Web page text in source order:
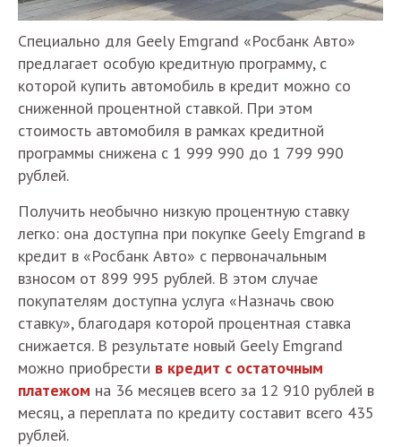
Специально для Geely Emgrand «Росбанк Авто»
предлагает особую кредитную программу, с
которой купить автомобиль в кредит можно со
сниженной процентной ставкой. При этом
стоимость автомобиля в рамках кредитной
программы снижена с 1 999 990 до 1 799 990
рублей.
Получить необычно низкую процентную ставку
легко: она доступна при покупке Geely Emgrand в
кредит в «Росбанк Авто» с первоначальным
взносом от 899 995 рублей. В этом случае
покупателям доступна услуга «Назначь свою
ставку», благодаря которой процентная ставка
снижается. В результате новый Geely Emgrand
можно приобрести в кредит с остаточным
платежом на 36 месяцев всего за 12 910 рублей в
месяц, а переплата по кредиту составит всего 435
рублей.